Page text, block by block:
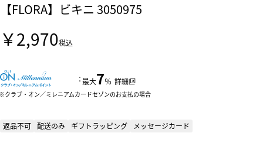
【FLORA】ビキニ 3050975
￥2,970税込
：最大7％ 詳細
クラブ・オン／ミレニアムカードセゾンのお支払の場合
返品不可 配送のみ ギフトラッピング メッセージカード